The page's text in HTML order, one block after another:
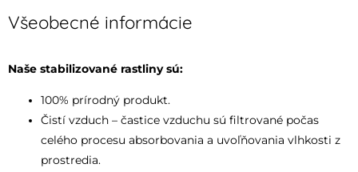
Všeobecné informácie
Naše stabilizované rastliny sú:
100% prírodný produkt.
Čistí vzduch – častice vzduchu sú filtrované počas
celého procesu absorbovania a uvoľňovania vlhkosti z
prostredia.